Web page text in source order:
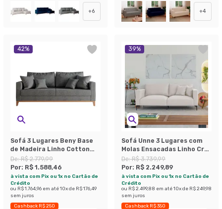
+6 +4
42%
Sofá 3 Lugares Beny Base
de Madeira Linho Cotton
Grafite
De:R$ 2.779,99
Por: R$ 1.588,46
à vista com Pix ou 1x no Cartão de
Crédito
ou R$ 1.764,96 em até10x de R$ 176,49
sem juros
Cashback R$ 250
39%
Sofá Unne 3 Lugares com
Molas Ensacadas Linho Cru
200 cm
De:R$ 3.739,99
Por: R$ 2.249,89
à vista com Pix ou 1x no Cartão de
Crédito
ou R$ 2.499,88 em até10x de R$ 249,98
sem juros
Cashback R$ 350